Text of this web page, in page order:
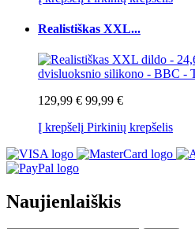
Realistiškas XXL...
129,99 € 99,99 €
Į krepšelį Pirkinių krepšelis
Naujienlaiškis